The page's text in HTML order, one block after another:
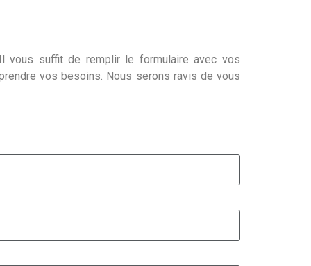
vous suffit de remplir le formulaire avec vos
vos besoins. Nous serons ravis de vous